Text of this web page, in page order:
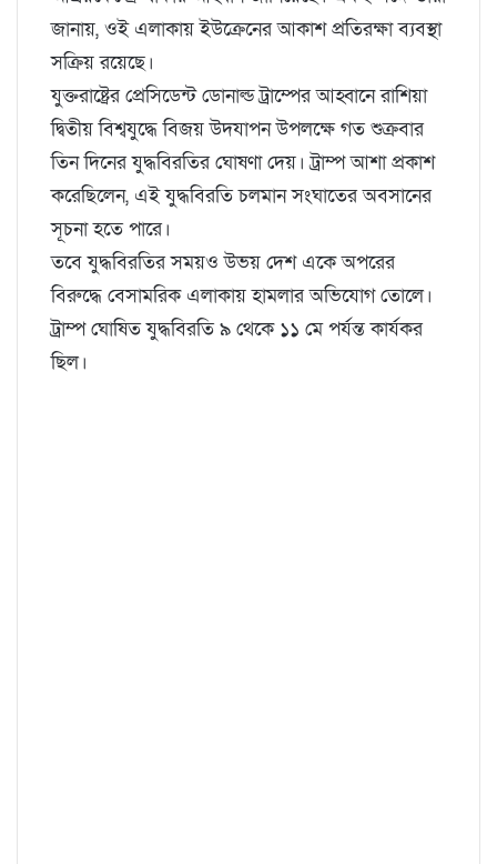
জানায়, ওই এলাকায় ইউক্রেনের আকাশ প্রতিরক্ষা ব্যবস্থা
সক্রিয় রয়েছে।
যুক্তরাষ্ট্রের প্রেসিডেন্ট ডোনাল্ড ট্রাম্পের আহ্বানে রাশিয়া
দ্বিতীয় বিশ্বযুদ্ধে বিজয় উদযাপন উপলক্ষে গত শুক্রবার
তিন দিনের যুদ্ধবিরতির ঘোষণা দেয়। ট্রাম্প আশা প্রকাশ
করেছিলেন, এই যুদ্ধবিরতি চলমান সংঘাতের অবসানের
সূচনা হতে পারে।
তবে যুদ্ধবিরতির সময়ও উভয় দেশ একে অপরের
বিরুদ্ধে বেসামরিক এলাকায় হামলার অভিযোগ তোলে।
ট্রাম্প ঘোষিত যুদ্ধবিরতি ৯ থেকে ১১ মে পর্যন্ত কার্যকর
ছিল।